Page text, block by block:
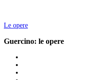
Le opere
Guercino: le opere